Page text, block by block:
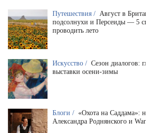
Путешествия / Август в
подсолнухи и Персеиды — 5
проводить лето
Искусство / Сезон диалогов:
выставки осени-зимы
Блоги / «Охота на Саддама»:
Александра Роднянского и